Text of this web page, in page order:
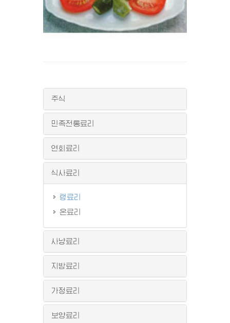
주식
민족전통료리
연회료리
식사료리
랭료리
온료리
사냥료리
지방료리
가정료리
보양료리